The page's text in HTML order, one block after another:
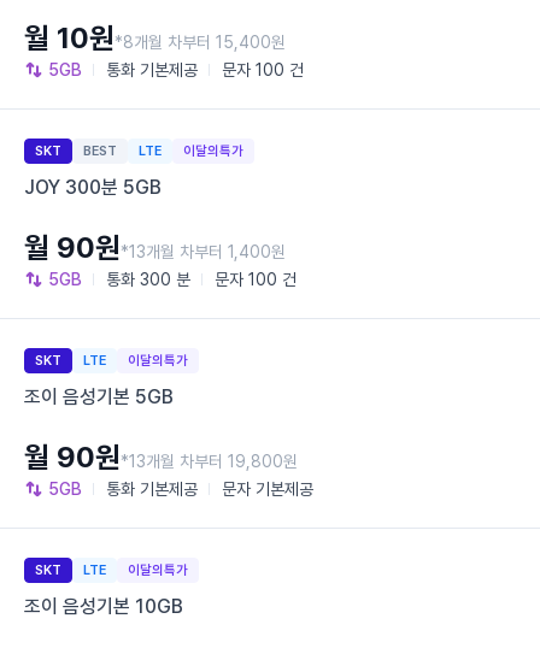
5GB 통화 기본제공 문자 100 건
월 10원*8개월 차부터 15,400원
SKT BEST LTE 이달의특가
JOY 300분 5GB
5GB 통화 300 분 문자 100 건
월 90원*13개월 차부터 1,400원
SKT LTE 이달의특가
조이 음성기본 5GB
5GB 통화 기본제공 문자 기본제공
월 90원*13개월 차부터 19,800원
SKT LTE 이달의특가
조이 음성기본 10GB